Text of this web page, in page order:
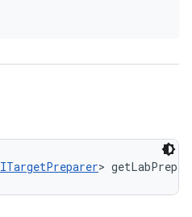
ITargetPreparer>